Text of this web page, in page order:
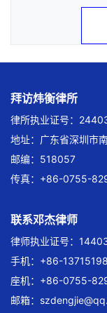
拜访炜衡律所
律所执业证号：
地址：广东省深圳市
邮编：518057
传真：+86-0755-
联系邓杰律师
律师执业证号：
手机：+86-
座机：+86-0755-
邮箱：